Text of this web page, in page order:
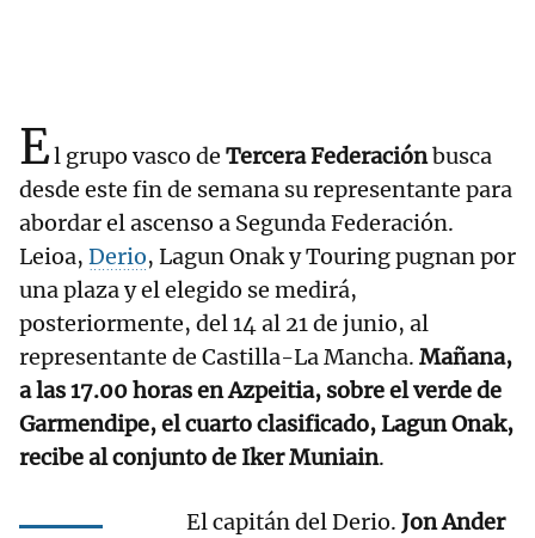
El grupo vasco de Tercera Federaciónbusca
desde este fin de semana su representante para
abordar el ascenso a Segunda Federación.
Leioa, Derio, Lagun Onak y Touring pugnan por
una plaza y el elegido se medirá,
posteriormente, del 14 al 21 de junio, al
representante de Castilla-La Mancha. Mañana,
a las 17.00 horas en Azpeitia, sobre el verde de
Garmendipe, el cuarto clasificado, Lagun Onak,
recibe al conjunto de Iker Muniain.
El capitán del Derio. Jon Ander